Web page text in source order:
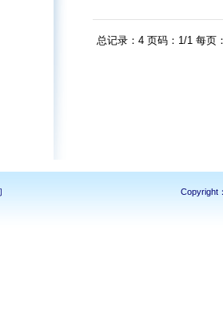
总记录：4 页码：1/1 每页
Copyright